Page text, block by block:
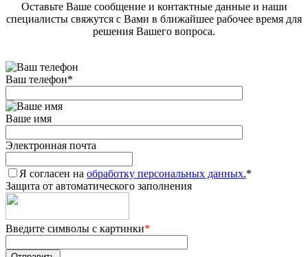
Оставьте Ваше сообщение и контактные данные и наши
специалисты свяжутся с Вами в ближайшее рабочее время для
решения Вашего вопроса.
Ваш телефон*
Ваше имя
Электронная почта
Я согласен на обработку персональных данных.*
Защита от автоматического заполнения
Введите символы с картинки*